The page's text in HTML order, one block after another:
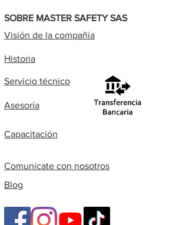
SOBRE MASTER SAFETY SAS
Visión de la compañía
Historia
Servicio técnico
Asesoría
Capacitación
Comunícate con nosotros
Blog